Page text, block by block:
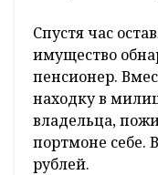
Спустя час
имущество
пенсионер.
находку в
владельца,
портмоне себе.
рублей.